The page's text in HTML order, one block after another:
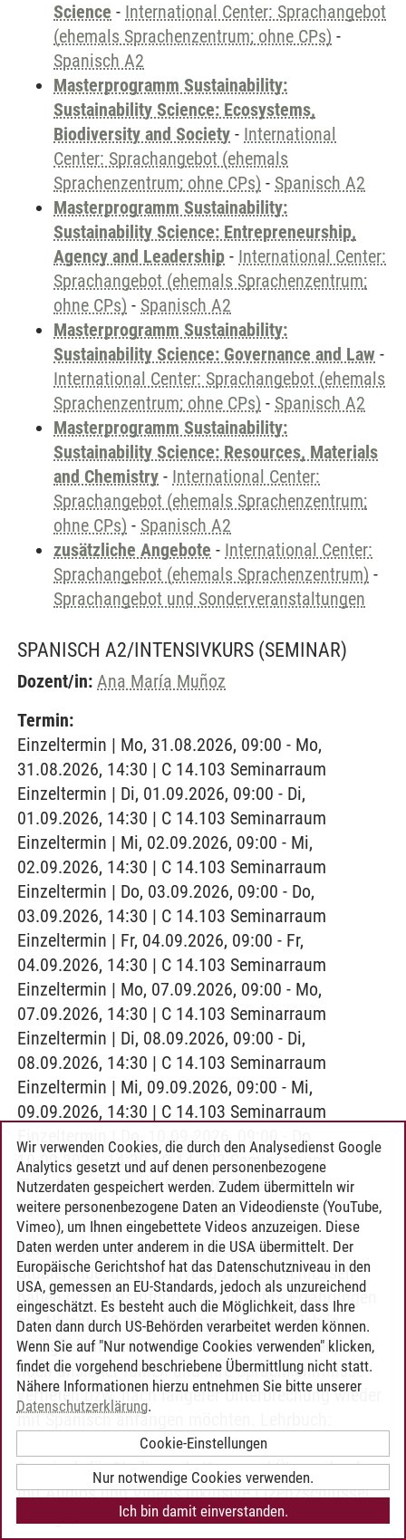
Science - International Center: Sprachangebot
(ehemals Sprachenzentrum; ohne CPs) -
Spanisch A2
Masterprogramm Sustainability:
Sustainability Science: Ecosystems,
Biodiversity and Society - International
Center: Sprachangebot (ehemals
Sprachenzentrum; ohne CPs) - Spanisch A2
Masterprogramm Sustainability:
Sustainability Science: Entrepreneurship,
Agency and Leadership - International Center:
Sprachangebot (ehemals Sprachenzentrum;
ohne CPs) - Spanisch A2
Masterprogramm Sustainability:
Sustainability Science: Governance and Law -
International Center: Sprachangebot (ehemals
Sprachenzentrum; ohne CPs) - Spanisch A2
Masterprogramm Sustainability:
Sustainability Science: Resources, Materials
and Chemistry - International Center:
Sprachangebot (ehemals Sprachenzentrum;
ohne CPs) - Spanisch A2
zusätzliche Angebote - International Center:
Sprachangebot (ehemals Sprachenzentrum) -
Sprachangebot und Sonderveranstaltungen
SPANISCH A2/INTENSIVKURS (SEMINAR)
Dozent/in: Ana María Muñoz
Termin:
Einzeltermin | Mo, 31.08.2026, 09:00 - Mo,
31.08.2026, 14:30 | C 14.103 Seminarraum
Einzeltermin | Di, 01.09.2026, 09:00 - Di,
01.09.2026, 14:30 | C 14.103 Seminarraum
Einzeltermin | Mi, 02.09.2026, 09:00 - Mi,
02.09.2026, 14:30 | C 14.103 Seminarraum
Einzeltermin | Do, 03.09.2026, 09:00 - Do,
03.09.2026, 14:30 | C 14.103 Seminarraum
Einzeltermin | Fr, 04.09.2026, 09:00 - Fr,
04.09.2026, 14:30 | C 14.103 Seminarraum
Einzeltermin | Mo, 07.09.2026, 09:00 - Mo,
07.09.2026, 14:30 | C 14.103 Seminarraum
Einzeltermin | Di, 08.09.2026, 09:00 - Di,
08.09.2026, 14:30 | C 14.103 Seminarraum
Einzeltermin | Mi, 09.09.2026, 09:00 - Mi,
09.09.2026, 14:30 | C 14.103 Seminarraum
Einzeltermin | Do, 10.09.2026, 09:00 - Do,
10.09.2026, 14:30 | C 14.103 Seminarraum
Einzeltermin | Fr, 11.09.2026, 09:00 - Fr,
11.09.2026, 14:30 | C 14.103 Seminarraum
Inhalt:Der Intensivkurs A2 richtet sich an
Studierende, die das Niveau A1 abgeschlossen
haben (vgl. Einstufungstest) und ihre Erfahrungen
auf Niveau A2 erweitern möchten, die sich in
alltäglichen Situationen ausdrücken können, aber
noch unsicher fühlen und ihre Sprachkenntnisse
vertiefen bzw. nach längerer Unterbrechung wieder
mit Spanisch anfangen möchten. Lehrbuch:
Estudiantes.ELE A2 - Hybride Ausgabe allango
Spanisch für Studierende Kurs- und Übungsbuch
mit Audios und Videos inklusive Lizenzschlüssel
allango, 215 Seiten ISBN 978-3-12-515091-1
Wir verwenden Cookies, die durch den Analysedienst Google
Analytics gesetzt und auf denen personenbezogene
Nutzerdaten gespeichert werden. Zudem übermitteln wir
weitere personenbezogene Daten an Videodienste (YouTube,
Vimeo), um Ihnen eingebettete Videos anzuzeigen. Diese
Daten werden unter anderem in die USA übermittelt. Der
Europäische Gerichtshof hat das Datenschutzniveau in den
USA, gemessen an EU-Standards, jedoch als unzureichend
eingeschätzt. Es besteht auch die Möglichkeit, dass Ihre
Daten dann durch US-Behörden verarbeitet werden können.
Wenn Sie auf "Nur notwendige Cookies verwenden" klicken,
findet die vorgehend beschriebene Übermittlung nicht statt.
Nähere Informationen hierzu entnehmen Sie bitte unserer
Datenschutzerklärung.
Cookie-Einstellungen
Nur notwendige Cookies verwenden.
Ich bin damit einverstanden.